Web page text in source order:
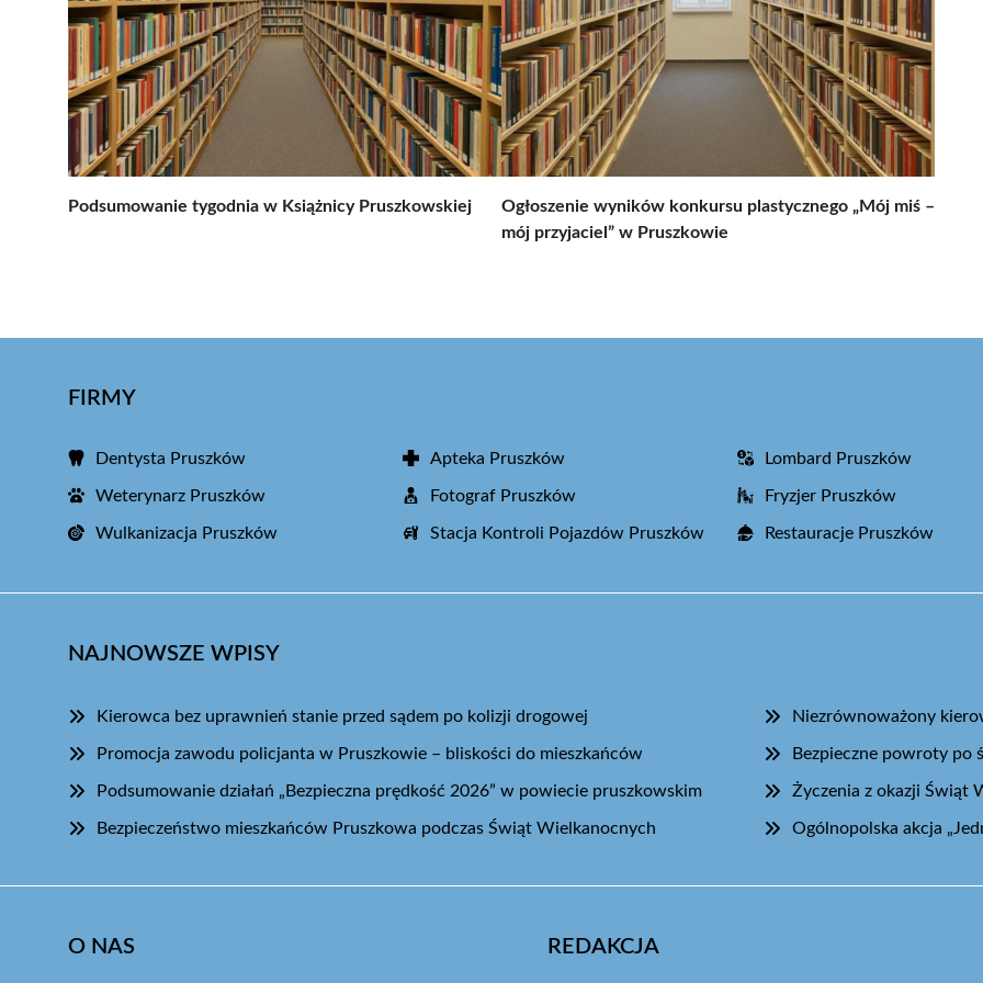
Podsumowanie tygodnia w Książnicy Pruszkowskiej
Ogłoszenie wyników konkursu plastycznego „Mój miś –
mój przyjaciel” w Pruszkowie
FIRMY
Dentysta Pruszków Apteka Pruszków Lombard Pruszków
Weterynarz Pruszków Fotograf Pruszków Fryzjer Pruszków
Wulkanizacja Pruszków Stacja Kontroli Pojazdów Pruszków Restauracje Pruszków
NAJNOWSZE WPISY
Kierowca bez uprawnień stanie przed sądem po kolizji drogowej Niezrównoważony
Promocja zawodu policjanta w Pruszkowie – bliskości do mieszkańców Bezpieczne powroty po
Podsumowanie działań „Bezpieczna prędkość 2026” w powiecie pruszkowskim Życzenia z okazji Świąt
Bezpieczeństwo mieszkańców Pruszkowa podczas Świąt Wielkanocnych Ogólnopolska akcja
O NAS REDAKCJA